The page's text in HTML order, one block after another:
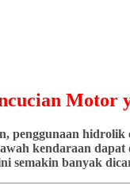
Motor
penggunaan
kendaraan
semakin banyak